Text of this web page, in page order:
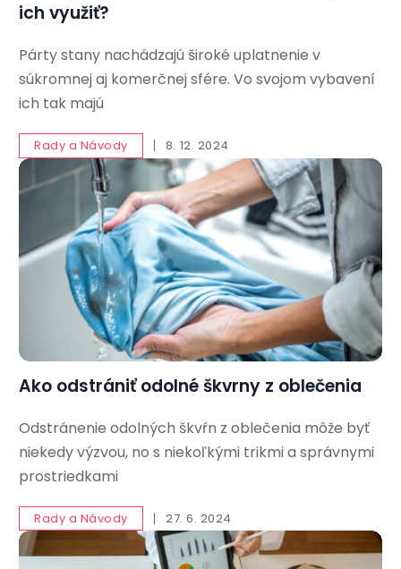
ich využiť?
Párty stany nachádzajú široké uplatnenie v
súkromnej aj komerčnej sfére. Vo svojom vybavení
ich tak majú
Rady a Návody 8. 12. 2024
Ako odstrániť odolné škvrny z oblečenia
Odstránenie odolných škvŕn z oblečenia môže byť
niekedy výzvou, no s niekoľkými trikmi a správnymi
prostriedkami
Rady a Návody 27. 6. 2024